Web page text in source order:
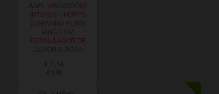
ANEL VIBRATÓRIO
INTENSE - HOPPS
VIBRATING PENIS
RING COM
ESTIMULADOR DE
CLITÓRIS ROSA
€ 7,54
€ 9,08